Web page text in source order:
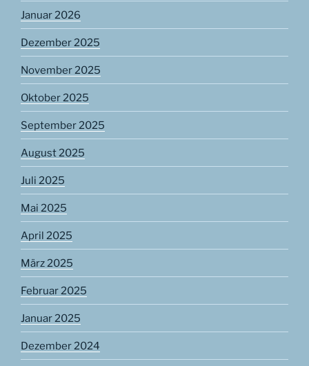
Januar 2026
Dezember 2025
November 2025
Oktober 2025
September 2025
August 2025
Juli 2025
Mai 2025
April 2025
März 2025
Februar 2025
Januar 2025
Dezember 2024